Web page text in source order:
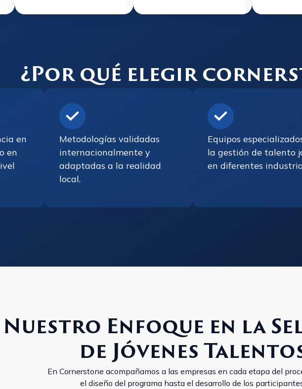
¿Por qué elegir
en
en
Metodologías validadas
internacionalmente y
adaptadas a la realidad
local.
Equipos
la gestión de talento
en diferentes
Nuestro Enfoque en la
de Jóvenes
En Cornerstone acompañamos a las empresas en cada etapa del
el diseño del programa hasta el desarrollo de los